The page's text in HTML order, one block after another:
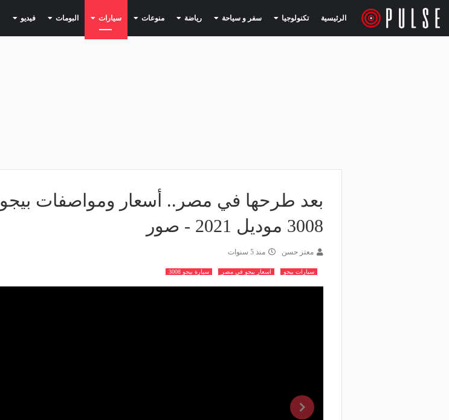
الرئيسية تكنولوجيا (current) سفر و سياحة (current) رياضة (current) منوعات (current) سيارات (current) البومات (current) فيديو (current)
بعد طرحها في مصر.. أسعار ومواصفات بيجو
3008 موديل 2021 - صور
معتز حسن منذ 5 سنوات
سيارات بيجو اسعار بيجو في مصر سيارة بيجو 3008